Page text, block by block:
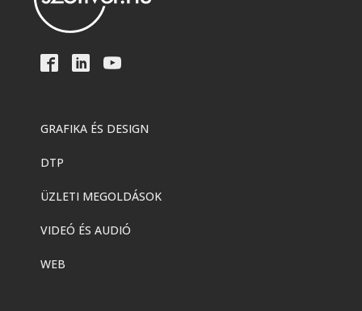
GRAFIKA ÉS DESIGN
DTP
ÜZLETI MEGOLDÁSOK
VIDEÓ ÉS AUDIÓ
WEB